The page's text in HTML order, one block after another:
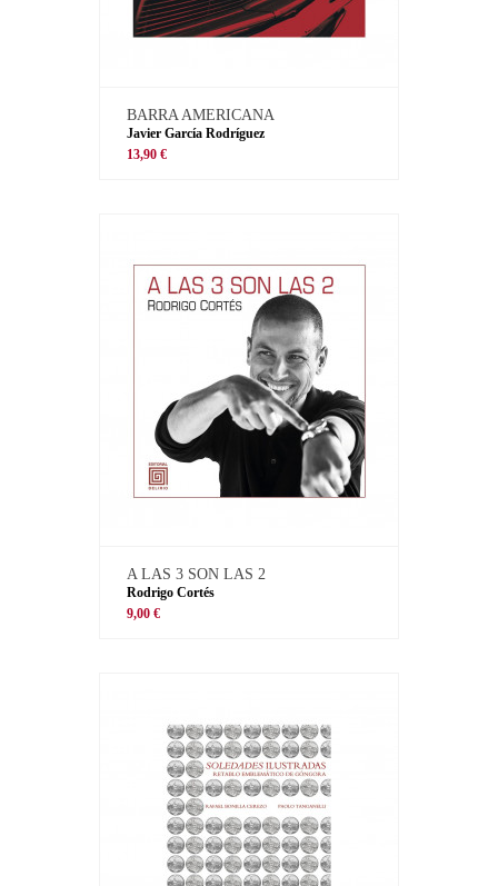
BARRA AMERICANA
Javier García Rodríguez
13,90 €
A LAS 3 SON LAS 2
Rodrigo Cortés
9,00 €